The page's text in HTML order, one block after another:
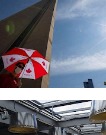
கனடாவில் கடந்த